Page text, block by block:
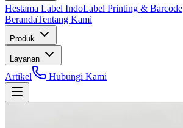
Hestama Label IndoLabel Printing & Barcode
BerandaTentang Kami
Produk
Layanan
Artikel Hubungi Kami